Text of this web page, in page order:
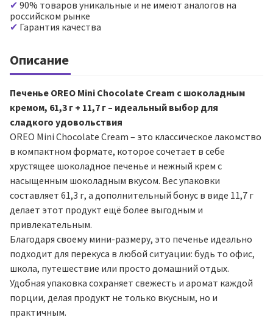
90% товаров уникальные и не имеют аналогов на
российском рынке
Гарантия качества
Описание
Печенье OREO Mini Chocolate Cream с шоколадным
кремом, 61,3 г + 11,7 г – идеальный выбор для
сладкого удовольствия
OREO Mini Chocolate Cream – это классическое лакомство
в компактном формате, которое сочетает в себе
хрустящее шоколадное печенье и нежный крем с
насыщенным шоколадным вкусом. Вес упаковки
составляет 61,3 г, а дополнительный бонус в виде 11,7 г
делает этот продукт ещё более выгодным и
привлекательным.
Благодаря своему мини-размеру, это печенье идеально
подходит для перекуса в любой ситуации: будь то офис,
школа, путешествие или просто домашний отдых.
Удобная упаковка сохраняет свежесть и аромат каждой
порции, делая продукт не только вкусным, но и
практичным.